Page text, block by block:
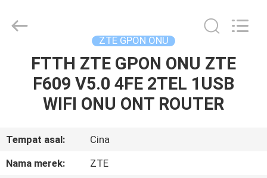
RUMAH
PRODUK
TENTANG
KAMI
LIMITED.
ZTE GPON ONU
FTTH ZTE GPON ONU ZTE
F609 V5.0 4FE 2TEL 1USB
WIFI ONU ONT ROUTER
Tempat asal:
Cina
Nama merek:
ZTE